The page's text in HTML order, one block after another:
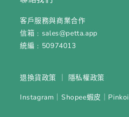
客戶服務與商業合作
信箱﹕sales@petta.app
統編﹕50974013
退換貨政策 隱私權政策
Instagram Shopee蝦皮 Pinkoi